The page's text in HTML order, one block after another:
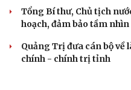
Tổng Bí thư, Chủ tịch
hoạch, đảm bảo tầm nhìn
Quảng Trị đưa cán bộ
chính - chính trị tỉnh